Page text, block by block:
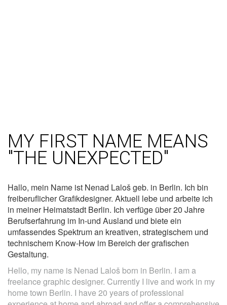
MY FIRST NAME MEANS
″THE UNEXPECTED″
Hallo, mein Name ist Nenad Laloš geb. in Berlin. Ich bin
freiberuflicher Grafikdesigner. Aktuell lebe und arbeite ich
in meiner Heimatstadt Berlin. Ich verfüge über 20 Jahre
Berufserfahrung im In-und Ausland und biete ein
umfassendes Spektrum an kreativen, strategischem und
technischem Know-How im Bereich der grafischen
Gestaltung.
Hello, my name is Nenad Laloš born in Berlin. I am a
freelance graphic designer. Currently I live and work in my
home town Berlin. I have 20 years of professional